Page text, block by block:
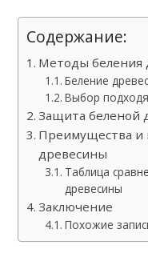
Содержание:
Методы беления
Беление
Выбор
Защита беленой
Преимущества и
древесины
Таблица
древесины
Заключение
Похожие